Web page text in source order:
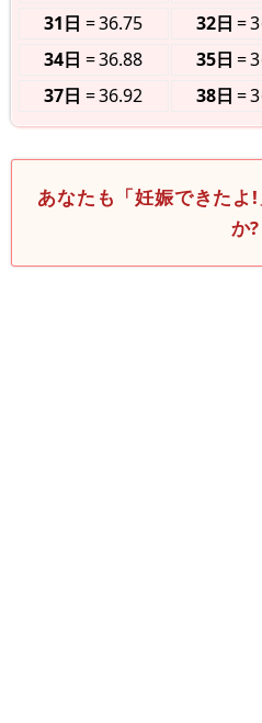
31日
36.75 32日
34日
36.88 35日
37日
36.92 38日
あなたも「妊娠できたよ
か?